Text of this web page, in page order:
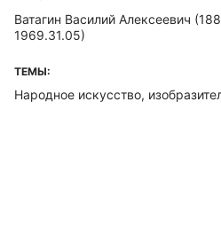
Ватагин Василий Алексеевич
1969.31.05)
ТЕМЫ:
Народное искусство,